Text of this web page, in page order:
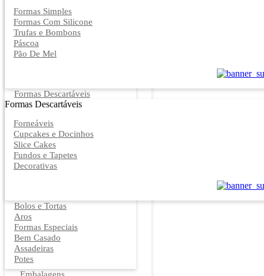
Formas Simples
Formas Com Silicone
Trufas e Bombons
Páscoa
Pão De Mel
Formas Descartáveis
Formas Descartáveis
Forneáveis
Cupcakes e Docinhos
Slice Cakes
Fundos e Tapetes
Decorativas
Bolos e Tortas
Aros
Formas Especiais
Bem Casado
Assadeiras
Potes